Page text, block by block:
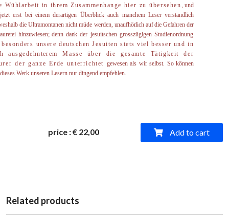
Wühlarbeit in ihrem Zusammen­hange hier zu übersehen, und
erst bei einem derartigen Über­blick auch manchem Leser verständlich
die Ultramontanen nicht müde werden, unaufhörlich auf die Gefahren der
hinzuwiesen; denn dank der jesuitschen grosszügigen Studienordnung
unsere deutschen Jesuiten stets viel besser und in
aus­gedehnterem
Masse über die gesamte Tätigkeit der
der ganze Erde unterrichtet gewesen als wir selbst. So können
Werk unseren Lesern nur dingend empfehlen.
price:€ 22,00 Add to cart
Related products